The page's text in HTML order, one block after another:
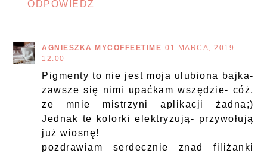
ODPOWIEDZ
AGNIESZKA MYCOFFEETIME 01 MARCA, 2019
12:00
Pigmenty to nie jest moja ulubiona bajka-
zawsze się nimi upaćkam wszędzie- cóż,
ze mnie mistrzyni aplikacji żadna;)
Jednak te kolorki elektryzują- przywołują
już wiosnę!
pozdrawiam serdecznie znad filiżanki